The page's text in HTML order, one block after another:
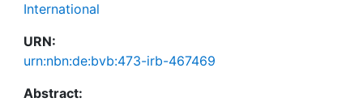
International
URN:
urn:nbn:de:bvb:473-irb-467469
Abstract: